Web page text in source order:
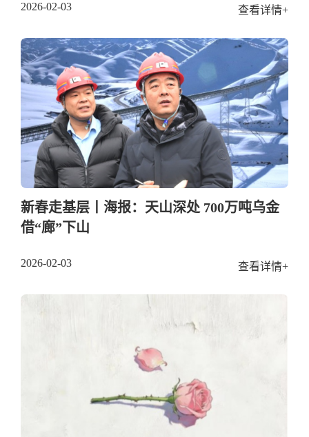
2026-02-03 查看详情+
新春走基层丨海报：天山深处 700万吨乌金
借“廊”下山
2026-02-03 查看详情+